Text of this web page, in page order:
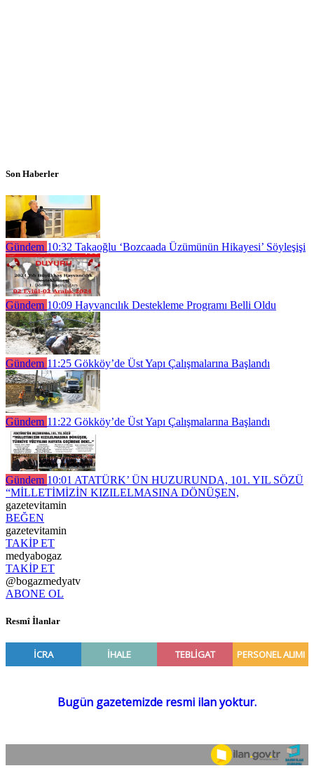
Son Haberler
Gündem 10:32 Takaoğlu ‘Bozcaada Üzümünün Hikayesi’ Söyleşişi
Gündem 10:09 Hayvancılık Destekleme Programı Belli Oldu
Gündem 11:25 Gökköy’de Üst Yapı Çalışmalarına Başlandı
Gündem 11:22 Gökköy’de Üst Yapı Çalışmalarına Başlandı
Gündem 10:01 ATATÜRK’ ÜN HUZURUNDA, 101. YIL SÖZÜ
“MİLLETİMİZİN KIZILELMASINA DÖNÜŞEN,
gazetevitamin
BEĞEN
gazetevitamin
TAKİP ET
medyabogaz
TAKİP ET
@bogazmedyatv
ABONE OL
Resmî İlanlar